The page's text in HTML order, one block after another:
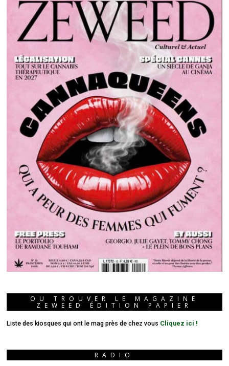
OU TROUVER LE MAGAZINE
ZEWEED ÉDITION PAPIER
Liste des kiosques qui ont le mag près de chez vous Cliquez ici !
RADIO